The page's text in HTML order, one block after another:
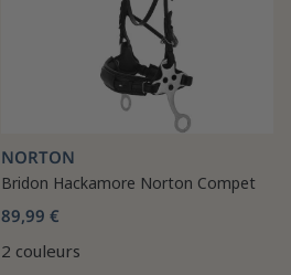
NORTON
Bridon Hackamore Norton Compet
89,99 €
2 couleurs